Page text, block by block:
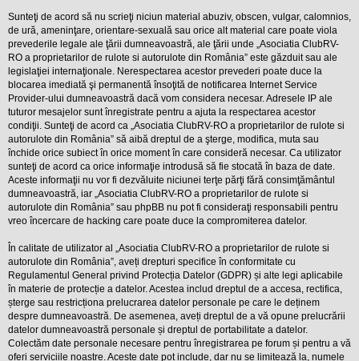
o
t
s
a
u
t
r
u
l
o
t
e
d
i
n
R
a
n
i
a
Sunteţi de acord să nu scrieţi niciun material abuziv, obscen, vulgar, calomnios,
de ură, ameninţare, orientare-sexuală sau orice alt material care poate viola
prevederile legale ale ţării dumneavoastră, ale ţării unde „Asociatia ClubRV-
RO a proprietarilor de rulote si autorulote din România” este găzduit sau ale
legislaţiei internaţionale. Nerespectarea acestor prevederi poate duce la
blocarea imediată şi permanentă însoţită de notificarea Internet Service
Provider-ului dumneavoastră dacă vom considera necesar. Adresele IP ale
tuturor mesajelor sunt înregistrate pentru a ajuta la respectarea acestor
condiţii. Sunteţi de acord ca „Asociatia ClubRV-RO a proprietarilor de rulote si
autorulote din România” să aibă dreptul de a şterge, modifica, muta sau
închide orice subiect în orice moment în care consideră necesar. Ca utilizator
sunteţi de acord ca orice informaţie introdusă să fie stocată în baza de date.
Aceste informaţii nu vor fi dezvăluite niciunei terţe părţi fără consimţământul
dumneavoastră, iar „Asociatia ClubRV-RO a proprietarilor de rulote si
autorulote din România” sau phpBB nu pot fi consideraţi responsabili pentru
vreo încercare de hacking care poate duce la compromiterea datelor.
În calitate de utilizator al „Asociatia ClubRV-RO a proprietarilor de rulote si
autorulote din România”, aveți drepturi specifice în conformitate cu
Regulamentul General privind Protecția Datelor (GDPR) și alte legi aplicabile
în materie de protecție a datelor. Acestea includ dreptul de a accesa, rectifica,
șterge sau restricționa prelucrarea datelor personale pe care le deținem
despre dumneavoastră. De asemenea, aveți dreptul de a vă opune prelucrării
datelor dumneavoastră personale și dreptul de portabilitate a datelor.
Colectăm date personale necesare pentru înregistrarea pe forum și pentru a vă
oferi serviciile noastre. Aceste date pot include, dar nu se limitează la, numele